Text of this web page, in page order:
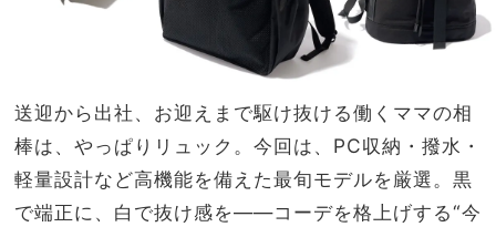
送迎から出社、お迎えまで駆け抜ける働くママの相
棒は、やっぱりリュック。今回は、PC収納・撥水・
軽量設計など高機能を備えた最旬モデルを厳選。黒
で端正に、白で抜け感を――コーデを格上げする“今